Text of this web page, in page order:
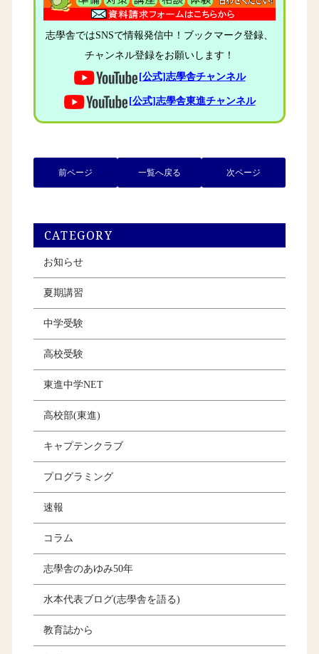
志學舎ではSNSで情報発信中！ブックマーク登録、
チャンネル登録をお願いします！
[公式]志學舎チャンネル
[公式]志學舎東進チャンネル
前ページ 一覧へ戻る 次ページ
CATEGORY
お知らせ
夏期講習
中学受験
高校受験
東進中学NET
高校部(東進)
キャプテンクラブ
プログラミング
速報
コラム
志學舎のあゆみ50年
水本代表ブログ(志學舎を語る)
教育誌から